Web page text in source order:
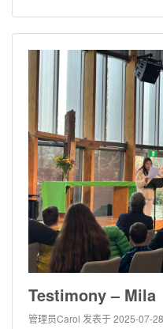
Testimony – Mila
管理员Carol 发表于 2025-07-28